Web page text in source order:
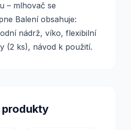
– mlhovač se
Balení obsahuje:
nádrž, víko, flexibilní
(2 ks), návod k použití.